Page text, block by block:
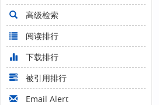
高级检索
阅读排行
下载排行
被引用排行
Email Alert